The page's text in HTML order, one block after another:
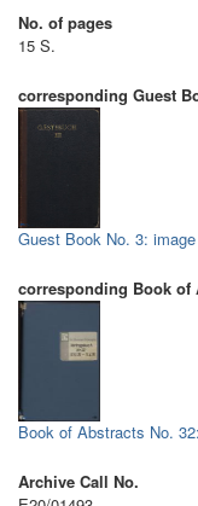
No. of pages
15 S.
corresponding Guest
Guest Book No. 3:
corresponding Book of
Book of Abstracts No.
Archive Call No.